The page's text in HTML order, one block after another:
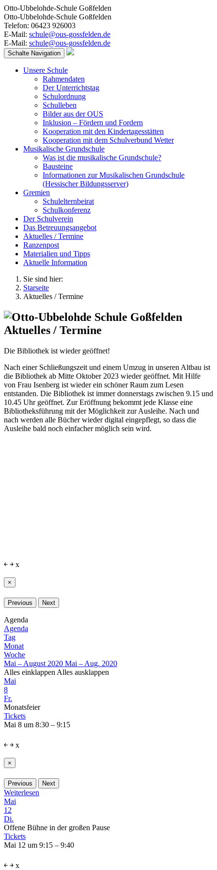
Otto-Ubbelohde-Schule Goßfelden
Otto-Ubbelohde-Schule Goßfelden
Telefon: 06423 926003
E-Mail: schule@ous-gossfelden.de
E-Mail: schule@ous-gossfelden.de
Schalte Navigation
Unsere Schule
Rahmendaten
Der Unterrichtstag
Schulordnung
Schulleben
Bilder aus der OUS
Inklusion – Fördern und Fordern
Kooperation mit den Kindertagesstätten
Kooperation mit dem Schulverbund Wetter
Musikalische Grundschule
Was ist die musikalische Grundschule?
Bausteine
Informationen zur Musikalischen Grundschule
(Hessischer Bildungsserver)
Gremien
Schulelternbeirat
Schulkonferenz
Der Schulverein
Das Betreuungsangebot
Aktuelles / Termine
Ranzenpost
Materialien und Tipps
Aktuelle Information
Sie sind hier:
Starseite
Aktuelles / Termine
Aktuelles / Termine
Die Bibliothek ist wieder geöffnet!
Nach einer Schließungszeit und einem Umzug in unseren Altbau ist
die Bibliothek ab Mitte Oktober 2023 wieder geöffnet. Mit Hilfe
von Frau Isenberg ist wieder ein schöner Raum zum Lesen
entstanden. Die Bibliothek ist immer donnerstags zwischen 9.15 und
10.45 Uhr geöffnet. Zur Eröffnung bekommt jede Klasse eine
Bibliotheksführung mit der Möglichkeit zur Ausleihe. Nach und
nach werden alle Bücher wieder digital eingepflegt, so dass die
Ausleihe bald noch einfacher möglich sein wird.
￩ ￫ x
×
Previous Next
Agenda
Agenda
Tag
Monat
Woche
Mai – August 2020 Mai – Aug. 2020
Alles einklappen Alles ausklappen
Mai
8
Fr.
Monatsfeier
Tickets
Mai 8 um 8:30 – 9:15
￩ ￫ x
×
Previous Next
Weiterlesen
Mai
12
Di.
Offene Bühne in der großen Pause
Tickets
Mai 12 um 9:15 – 9:40
￩ ￫ x